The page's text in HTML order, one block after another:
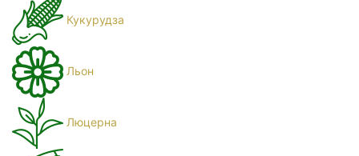
Кукурудза
Льон
Люцерна